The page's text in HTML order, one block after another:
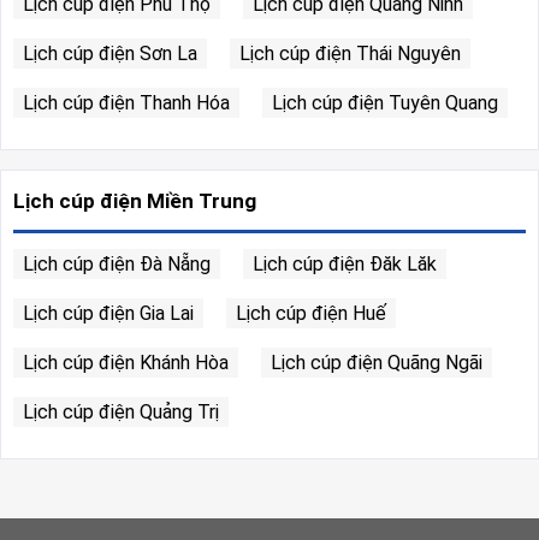
Lịch cúp điện Sơn La Lịch cúp điện Thái Nguyên
Lịch cúp điện Thanh Hóa Lịch cúp điện Tuyên Quang
Lịch cúp điện Miền Trung
Lịch cúp điện Đà Nẵng Lịch cúp điện Đăk Lăk
Lịch cúp điện Gia Lai Lịch cúp điện Huế
Lịch cúp điện Khánh Hòa Lịch cúp điện Quãng Ngãi
Lịch cúp điện Quảng Trị